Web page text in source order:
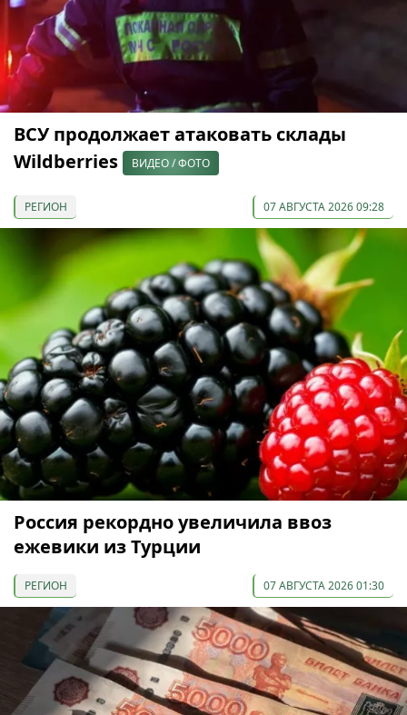
ВСУ продолжает атаковать склады
Wildberries
ВИДЕО / ФОТО
РЕГИОН 07 АВГУСТА 2026 09:28
Россия рекордно увеличила ввоз
ежевики из Турции
РЕГИОН 07 АВГУСТА 2026 01:30